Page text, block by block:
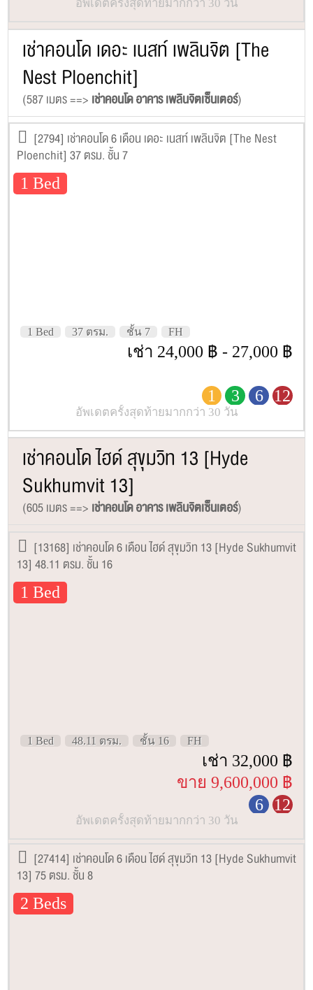
อัพเดตครั้งสุดท้ายมากกว่า 30 วัน
เช่าคอนโด เดอะ เนสท์ เพลินจิต [The
Nest Ploenchit]
(587 เมตร ==> เช่าคอนโด อาคาร เพลินจิตเซ็นเตอร์)
[2794] เช่าคอนโด 6 เดือน เดอะ เนสท์ เพลินจิต [The Nest
Ploenchit] 37 ตรม. ชั้น 7
1 Bed
1 Bed 37 ตรม. ชั้น 7 FH
เช่า 24,000 ฿ - 27,000 ฿
1 3 6 12
อัพเดตครั้งสุดท้ายมากกว่า 30 วัน
เช่าคอนโด ไฮด์ สุขุมวิท 13 [Hyde
Sukhumvit 13]
(605 เมตร ==> เช่าคอนโด อาคาร เพลินจิตเซ็นเตอร์)
[13168] เช่าคอนโด 6 เดือน ไฮด์ สุขุมวิท 13 [Hyde Sukhumvit
13] 48.11 ตรม. ชั้น 16
1 Bed
1 Bed 48.11 ตรม. ชั้น 16 FH
เช่า 32,000 ฿
ขาย 9,600,000 ฿
6
12
อัพเดตครั้งสุดท้ายมากกว่า 30 วัน
[27414] เช่าคอนโด 6 เดือน ไฮด์ สุขุมวิท 13 [Hyde Sukhumvit
13] 75 ตรม. ชั้น 8
2 Beds